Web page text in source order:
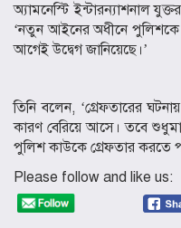
অ্যামনেস্টি ইন্টারন্যাশনাল
‘নতুন আইনের অধীনে পুলিশকে
আগেই উদ্বেগ জানিয়েছে।’
তিনি বলেন, ‘গ্রেফতারের
কারণ বেরিয়ে আসে। তবে
পুলিশ কাউকে গ্রেফতার করতে
Please follow and like us: